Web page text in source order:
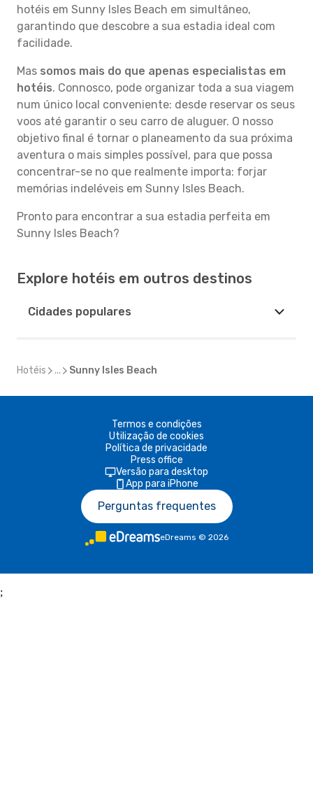
hotéis em Sunny Isles Beach em simultâneo,
garantindo que descobre a sua estadia ideal com
facilidade.
Mas somos mais do que apenas especialistas em
hotéis. Connosco, pode organizar toda a sua viagem
num único local conveniente: desde reservar os seus
voos até garantir o seu carro de aluguer. O nosso
objetivo final é tornar o planeamento da sua próxima
aventura o mais simples possível, para que possa
concentrar-se no que realmente importa: forjar
memórias indeléveis em Sunny Isles Beach.
Pronto para encontrar a sua estadia perfeita em
Sunny Isles Beach?
Explore hotéis em outros destinos
Cidades populares
Hotéis ... Sunny Isles Beach
Termos e condições
Utilização de cookies
Política de privacidade
Press office
Versão para desktop
App para iPhone
Perguntas frequentes
eDreams © 2026
;